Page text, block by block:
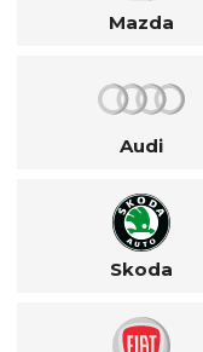
Mazda
Audi
Skoda